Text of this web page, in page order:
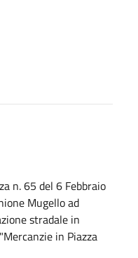
n. 65 del 6 Febbraio
Mugello ad
stradale in
in Piazza